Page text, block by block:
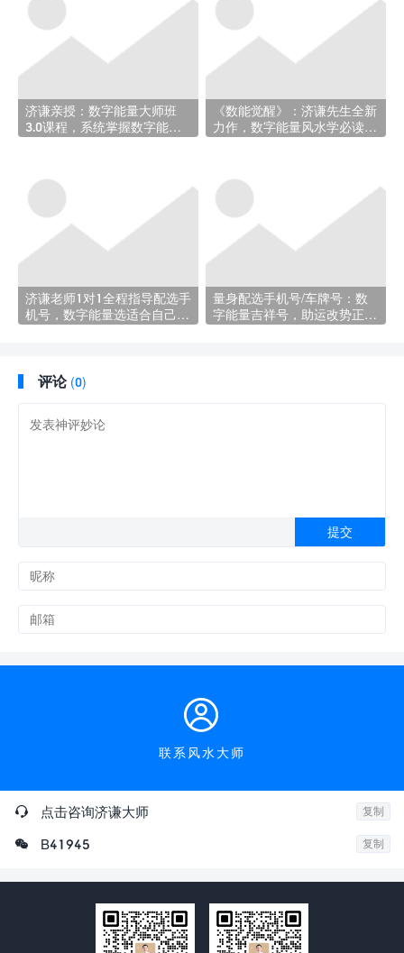
济谦亲授：数字能量大师班
3.0课程，系统掌握数字能量
《数能觉醒》：济谦先生全新
力作，数字能量风水学必读指
济谦老师1对1全程指导配选手
机号，数字能量选适合自己的
量身配选手机号/车牌号：数
字能量吉祥号，助运改势正当
评论 (0)

联系风水大师
 点击咨询济谦大师 复制
 B41945 复制